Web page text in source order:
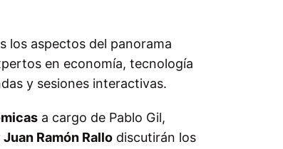
los aspectos del panorama
en economía, tecnología
y sesiones interactivas.
a cargo de Pablo Gil,
Ramón Rallo discutirán los